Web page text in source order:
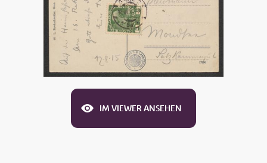
IM VIEWER ANSEHEN